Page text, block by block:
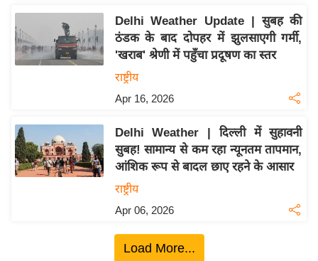
मि
सा
ल
त
यं
ग
Delhi Weather Update | सुबह की
ठंडक के बाद दोपहर में झुलसाएगी गर्मी,
'खराब' श्रेणी में पहुँचा प्रदूषण का स्तर
राष्ट्रीय
Apr 16, 2026
Delhi Weather | दिल्ली में सुहावनी
सुबह! सामान्य से कम रहा न्यूनतम तापमान,
आंशिक रूप से बादल छाए रहने के आसार
राष्ट्रीय
Apr 06, 2026
Load More...